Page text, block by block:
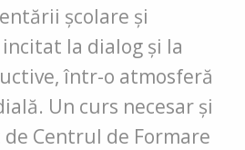
școlare și
la dialog și la
într-o atmosferă
Un curs necesar și
Centrul de Formare